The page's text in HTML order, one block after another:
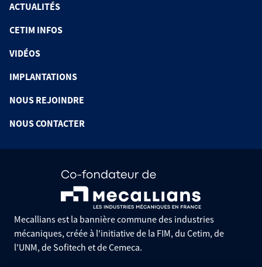
ACTUALITÉS
CETIM INFOS
VIDÉOS
IMPLANTATIONS
NOUS REJOINDRE
NOUS CONTACTER
Mecallians est la bannière commune des industries
mécaniques, créée à l'initiative de la FIM, du Cetim, de
l'UNM, de Sofitech et de Cemeca.